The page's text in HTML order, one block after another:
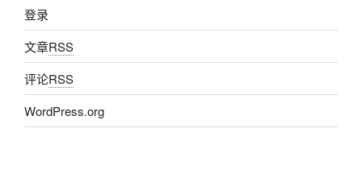
登录
文章RSS
评论RSS
WordPress.org